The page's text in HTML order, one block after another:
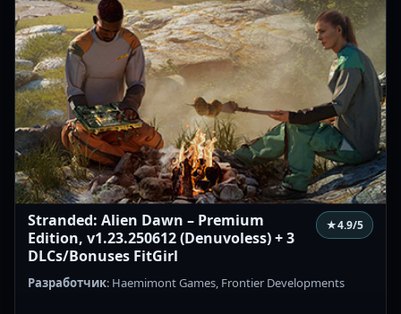
Stranded: Alien Dawn – Premium
Edition, v1.23.250612 (Denuvoless) + 3
DLCs/Bonuses FitGirl
★4.9/5
Разработчик: Haemimont Games, Frontier Developments